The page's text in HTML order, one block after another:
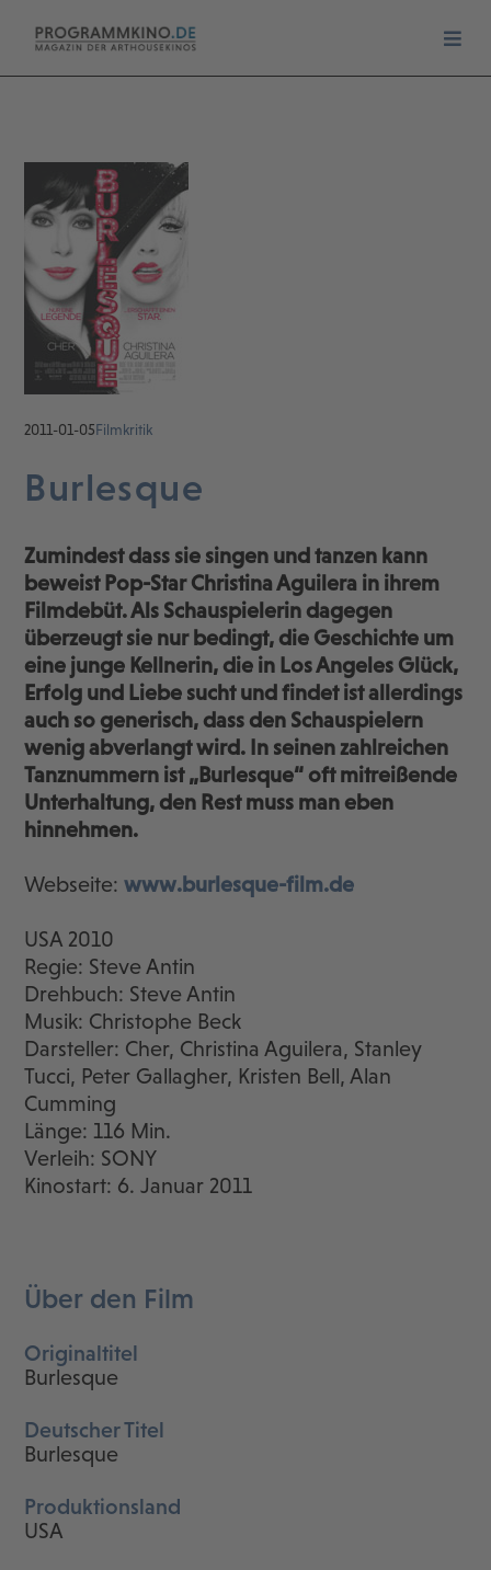
2011-01-05Filmkritik
Burlesque
Zumindest dass sie singen und tanzen kann
beweist Pop-Star Christina Aguilera in ihrem
Filmdebüt. Als Schauspielerin dagegen
überzeugt sie nur bedingt, die Geschichte um
eine junge Kellnerin, die in Los Angeles Glück,
Erfolg und Liebe sucht und findet ist allerdings
auch so generisch, dass den Schauspielern
wenig abverlangt wird. In seinen zahlreichen
Tanznummern ist „Burlesque“ oft mitreißende
Unterhaltung, den Rest muss man eben
hinnehmen.
Webseite:www.burlesque-film.de
USA 2010
Regie: Steve Antin
Drehbuch: Steve Antin
Musik: Christophe Beck
Darsteller: Cher, Christina Aguilera, Stanley
Tucci, Peter Gallagher, Kristen Bell, Alan
Cumming
Länge: 116 Min.
Verleih: SONY
Kinostart: 6. Januar 2011
Über den Film
Originaltitel
Burlesque
Deutscher Titel
Burlesque
Produktionsland
USA